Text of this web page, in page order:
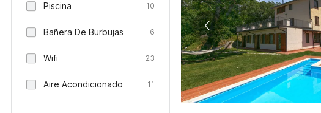
Piscina 10
Bañera De Burbujas 6
Wifi 23
Aire Acondicionado 11